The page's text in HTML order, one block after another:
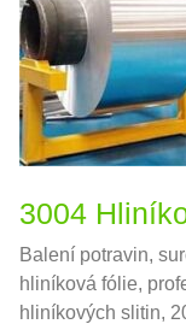
3004
Balení potravin,
hliníková fólie,
hliníkových slitin,